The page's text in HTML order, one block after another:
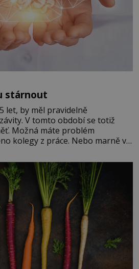
stárnout
let, by měl pravidelně
V tomto období se totiž
Možná máte problém
kolegy z práce. Nebo marně v
jako kdyby se paměť